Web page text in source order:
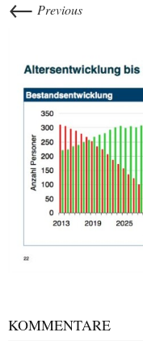
← Previous
KOMMENTARE